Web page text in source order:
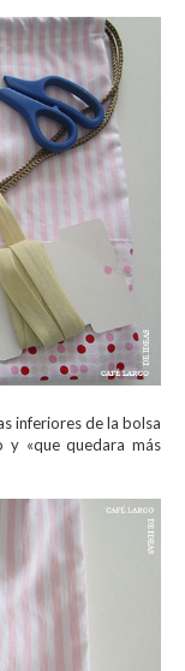
inferiores de la bolsa
«que quedara más